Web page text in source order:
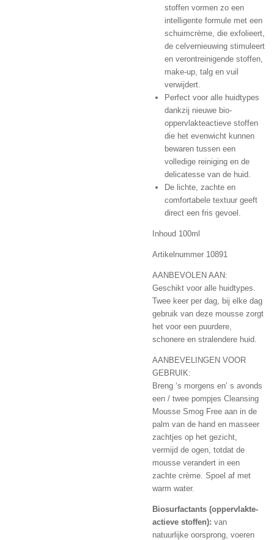
stoffen vormen zo een
intelligente formule met een
schuimcrème, die exfolieert,
de celvernieuwing stimuleert
en verontreinigende stoffen,
make-up, talg en vuil
verwijdert.
Perfect voor alle huidtypes
dankzij nieuwe bio-
oppervlakteactieve stoffen
die het evenwicht kunnen
bewaren tussen een
volledige reiniging en de
delicatesse van de huid.
De lichte, zachte en
comfortabele textuur geeft
direct een fris gevoel.
Inhoud 100ml
Artikelnummer 10891
AANBEVOLEN AAN:
Geschikt voor alle huidtypes.
Twee keer per dag, bij elke dag
gebruik van deze mousse zorgt
het voor een puurdere,
schonere en stralendere huid.
AANBEVELINGEN VOOR
GEBRUIK:
Breng ‘s morgens en’ s avonds
een / twee pompjes Cleansing
Mousse Smog Free aan in de
palm van de hand en masseer
zachtjes op het gezicht,
vermijd de ogen, totdat de
mousse verandert in een
zachte crème. Spoel af met
warm water.
Biosurfactants (oppervlakte-
actieve stoffen): van
natuurlijke oorsprong, voeren